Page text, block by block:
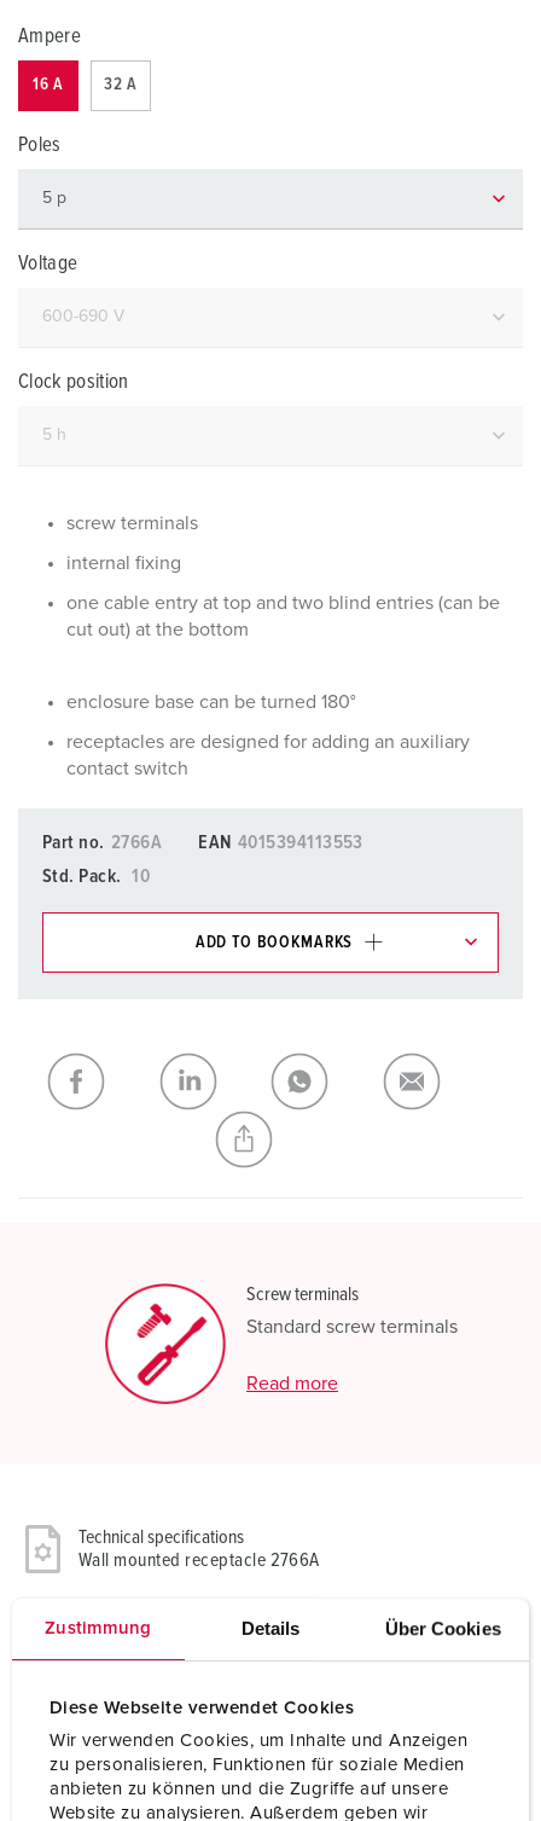
Zustimmung Details Über Cookies
Diese Webseite verwendet Cookies
Wir verwenden Cookies, um Inhalte und Anzeigen
zu personalisieren, Funktionen für soziale Medien
anbieten zu können und die Zugriffe auf unsere
Website zu analysieren. Außerdem geben wir
Ampere
16 A 32 A
Poles
Voltage
Clock position
screw terminals
internal fixing
one cable entry at top and two blind entries (can be
cut out) at the bottom
enclosure base can be turned 180°
receptacles are designed for adding an auxiliary
contact switch
Part no. 2766A EAN 4015394113553
Std. Pack.
10
ADD TO BOOKMARKS
My list ADD
CREATE A NEW LIST
Screw terminals
Standard screw terminals
Read more
Technical specifications
Wall mounted receptacle 2766A
Ampere
Clock position 5 h